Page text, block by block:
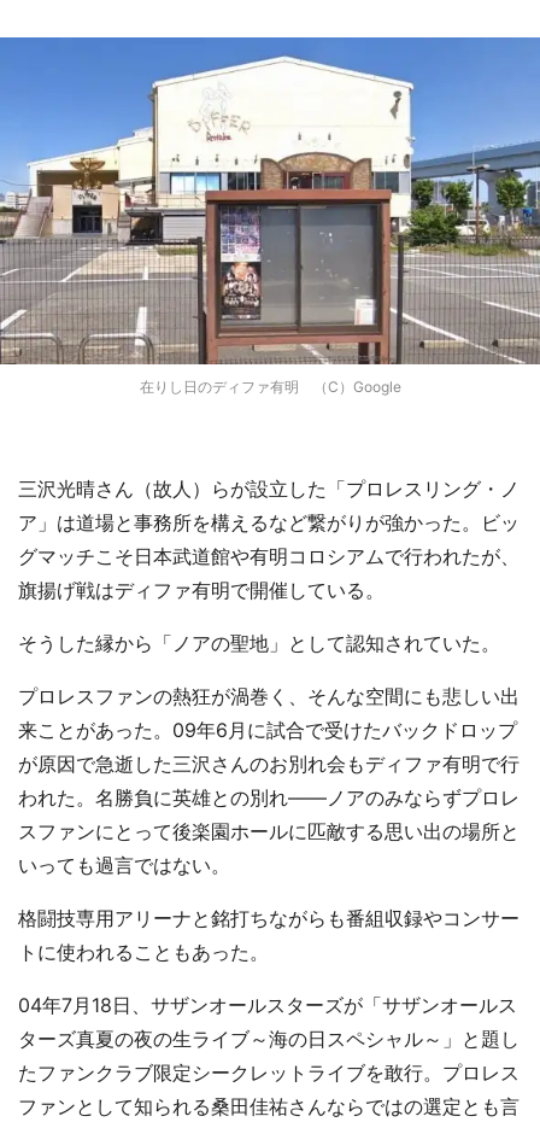
在りし日のディファ有明 （C）Google
三沢光晴さん（故人）らが設立した「プロレスリング・ノ
ア」は道場と事務所を構えるなど繋がりが強かった。ビッ
グマッチこそ日本武道館や有明コロシアムで行われたが、
旗揚げ戦はディファ有明で開催している。
そうした縁から「ノアの聖地」として認知されていた。
プロレスファンの熱狂が渦巻く、そんな空間にも悲しい出
来ことがあった。09年6月に試合で受けたバックドロップ
が原因で急逝した三沢さんのお別れ会もディファ有明で行
われた。名勝負に英雄との別れ――ノアのみならずプロレ
スファンにとって後楽園ホールに匹敵する思い出の場所と
いっても過言ではない。
格闘技専用アリーナと銘打ちながらも番組収録やコンサー
トに使われることもあった。
04年7月18日、サザンオールスターズが「サザンオールス
ターズ真夏の夜の生ライブ～海の日スペシャル～」と題し
たファンクラブ限定シークレットライブを敢行。プロレス
ファンとして知られる桑田佳祐さんならではの選定とも言